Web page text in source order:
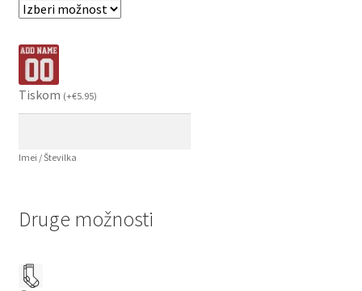
Tiskom (+€5.95)
Imei / Številka
Druge možnosti